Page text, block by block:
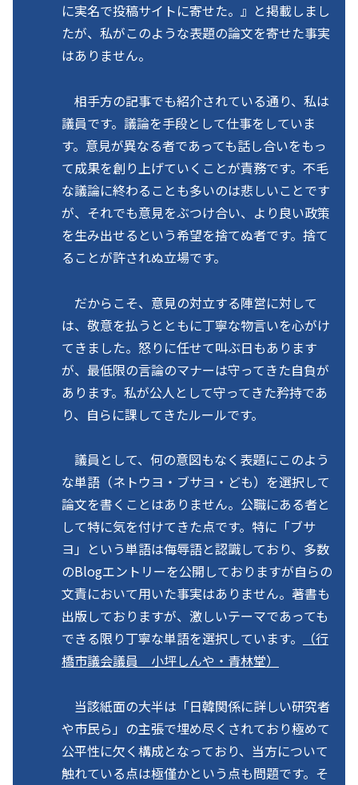
に実名で投稿サイトに寄せた。』と掲載しまし
たが、私がこのような表題の論文を寄せた事実
はありません。
相手方の記事でも紹介されている通り、私は
議員です。議論を手段として仕事をしていま
す。意見が異なる者であっても話し合いをもっ
て成果を創り上げていくことが責務です。不毛
な議論に終わることも多いのは悲しいことです
が、それでも意見をぶつけ合い、より良い政策
を生み出せるという希望を捨てぬ者です。捨て
ることが許されぬ立場です。
だからこそ、意見の対立する陣営に対して
は、敬意を払うとともに丁寧な物言いを心がけ
てきました。怒りに任せて叫ぶ日もあります
が、最低限の言論のマナーは守ってきた自負が
あります。私が公人として守ってきた矜持であ
り、自らに課してきたルールです。
議員として、何の意図もなく表題にこのよう
な単語（ネトウヨ・ブサヨ・ども）を選択して
論文を書くことはありません。公職にある者と
して特に気を付けてきた点です。特に「ブサ
ヨ」という単語は侮辱語と認識しており、多数
のBlogエントリーを公開しておりますが自らの
文責において用いた事実はありません。著書も
出版しておりますが、激しいテーマであっても
できる限り丁寧な単語を選択しています。
（行
橋市議会議員 小坪しんや・青林堂）
当該紙面の大半は「日韓関係に詳しい研究者
や市民ら」の主張で埋め尽くされており極めて
公平性に欠く構成となっており、当方について
触れている点は極僅かという点も問題です。そ